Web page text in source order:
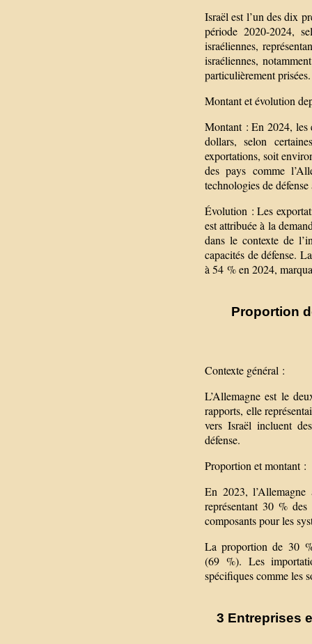
Israël est l’un des dix
période 2020-2024,
israéliennes,
israéliennes,
particulièrement prisées.
Montant et évolution
Montant : En 2024, les
dollars, selon
exportations, soit
des pays comme
technologies de défense
Évolution : Les
est attribuée à la
dans le contexte de
capacités de défense.
à 54 % en 2024,
Proportion
Contexte général :
L’Allemagne est le
rapports, elle
vers Israël incluent
défense.
Proportion et montant :
En 2023,
représentant 30 %
composants pour les
La proportion de 30
(69 %). Les
spécifiques comme les
3 Entreprises